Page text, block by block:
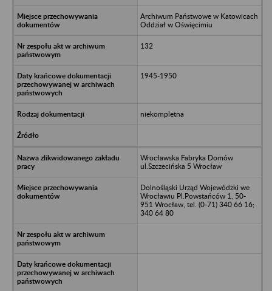
Archiwum Państwowe w Katowicach
Oddział w Oświęcimiu
132
1945-1950
niekompletna
Wrocławska Fabryka Domów
ul.Szczecińska 5 Wrocław
Dolnośląski Urząd Wojewódzki we
Wrocławiu Pl.Powstańców 1, 50-
951 Wrocław, tel. (0-71) 340 66 16;
340 64 80